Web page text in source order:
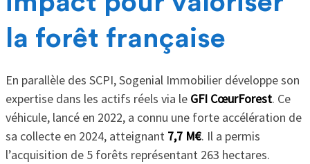
la forêt française
En parallèle des SCPI, Sogenial Immobilier développe son
expertise dans les actifs réels via le GFI CœurForest. Ce
véhicule, lancé en 2022, a connu une forte accélération de
sa collecte en 2024, atteignant 7,7 M€. Il a permis
l’acquisition de 5 forêts représentant 263 hectares.